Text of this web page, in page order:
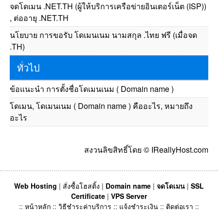
จดโดเมน .NET.TH (ผู้ให้บริการเครือข่ายอินเตอร์เน็ต (ISP))
, ต่ออายุ .NET.TH
นโยบาย การขอรับ โดเมนเนม นามสกุล .ไทย ฟรี (เมื่อจด
.TH)
ทั่วไป
ข้อแนะนำ การตั้งชื่อโดเมนเนม ( Domain name )
โดเมน, โดเมนเนม ( Domain name ) คืออะไร, หมายถึง
อะไร
สงวนลิขสิทธิ์โดย © IReallyHost.com
Web Hosting | สั่งซื้อโฮสติ้ง | Domain name | จดโดเมน | SSL
Certificate | VPS Server
:: หน้าหลัก :: วิธีชำระค่าบริการ :: แจ้งชำระเงิน :: ติดต่อเรา ::